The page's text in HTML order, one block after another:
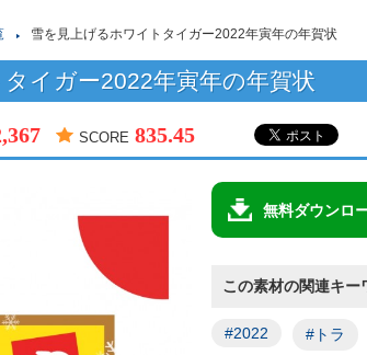
雪を見上げるホワイトタイガー2022年寅年の年賀状
イガー2022年寅年の年賀状
SCORE 835.45
無料ダウンロ
この素材の関連キー
#2022 #トラ